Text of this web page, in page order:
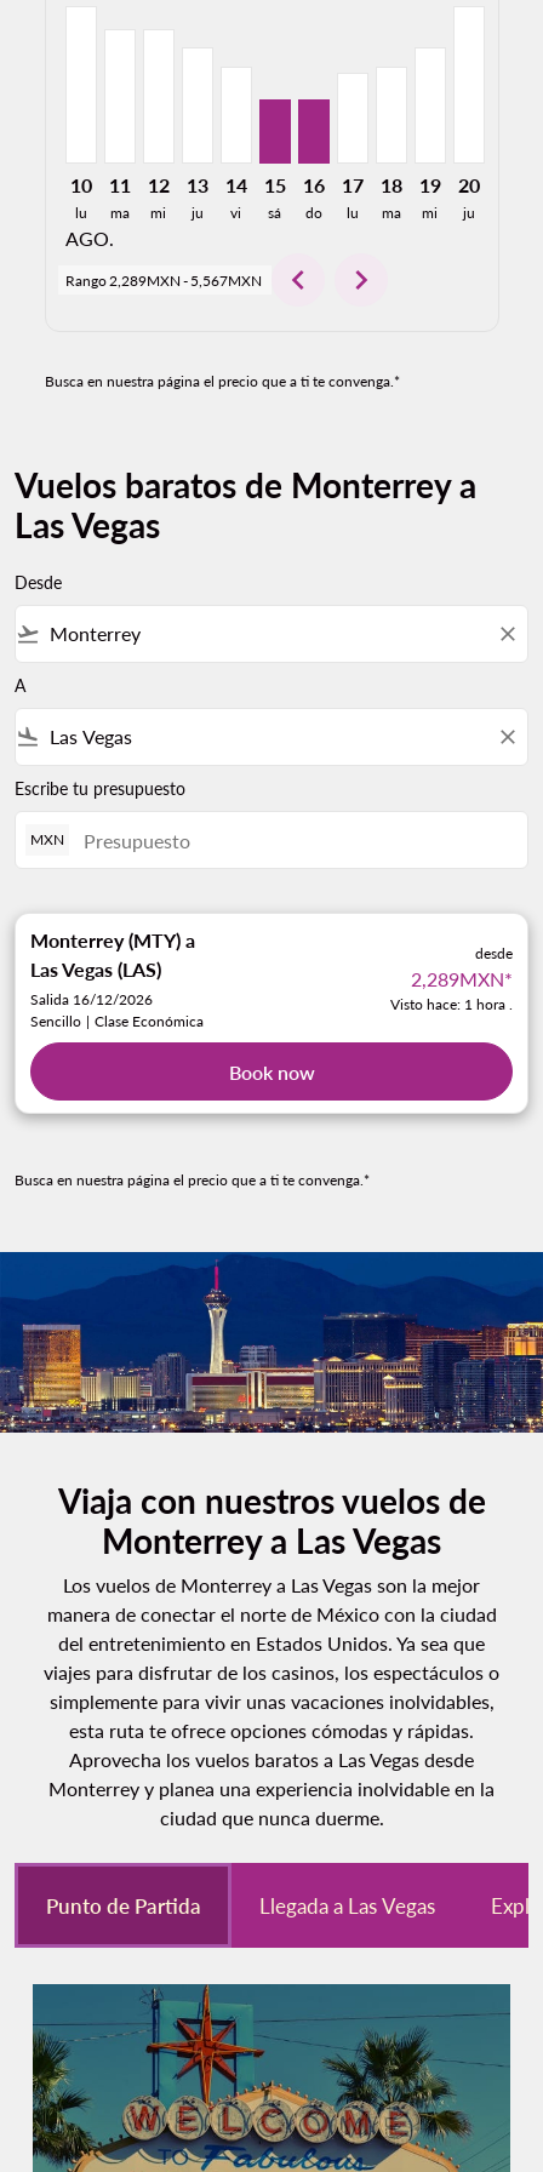
10
lu
AGO.
11
ma
12
mi
13
ju
14
vi
15
sá
16
do
17
lu
18
ma
19
mi
20
ju
Rango2,289MXN - 5,567MXN chevron_left chevron_right
Busca en nuestra página el precio que a ti te convenga.*
Vuelos baratos de Monterrey a
Las Vegas
Desde
flight_takeoff close
A
flight_land close
Escribe tu presupuesto
MXN
Monterrey (MTY) a
Las Vegas (LAS)
Salida 16/12/2026
Sencillo | Clase Económica
desde
2,289MXN*
Visto hace: 1 hora .
Book now
Busca en nuestra página el precio que a ti te convenga.*
Viaja con nuestros vuelos de
Monterrey a Las Vegas
Los vuelos de Monterrey a Las Vegas son la mejor
manera de conectar el norte de México con la ciudad
del entretenimiento en Estados Unidos. Ya sea que
viajes para disfrutar de los casinos, los espectáculos o
simplemente para vivir unas vacaciones inolvidables,
esta ruta te ofrece opciones cómodas y rápidas.
Aprovecha los vuelos baratos a Las Vegas desde
Monterrey y planea una experiencia inolvidable en la
ciudad que nunca duerme.
Punto de Partida Llegada a Las Vegas